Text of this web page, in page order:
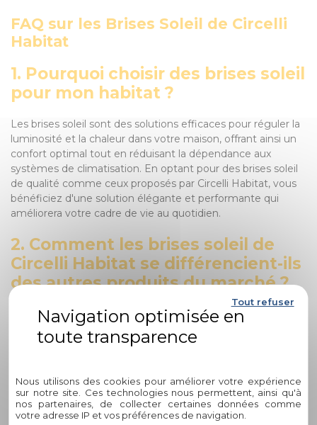
FAQ sur les Brises Soleil de Circelli
Habitat
1. Pourquoi choisir des brises soleil
pour mon habitat ?
Les brises soleil sont des solutions efficaces pour réguler la
luminosité et la chaleur dans votre maison, offrant ainsi un
confort optimal tout en réduisant la dépendance aux
systèmes de climatisation. En optant pour des brises soleil
de qualité comme ceux proposés par Circelli Habitat, vous
bénéficiez d'une solution élégante et performante qui
améliorera votre cadre de vie au quotidien.
2. Comment les brises soleil de
Circelli Habitat se différencient-ils
des autres produits du marché ?
Les brises soleil de Circelli Habitat se distinguent par leur
qualité exceptionnelle, leur personnalisation sur mesure,
leur esthétique soignée et leur capacité à s'intégrer
de 60 ans dans le domaine de l'habitat garantit des
solutions fiables et durables qui répondent à vos besoins
spécifiques.
Nous utilisons des cookies pour améliorer votre expérience
sur notre site. Ces technologies nous permettent, ainsi qu'à
nos partenaires, de collecter certaines données comme
votre adresse IP et vos préférences de navigation.
Tout refuser